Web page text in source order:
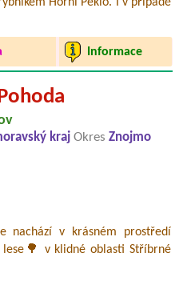
Informace
kraj Okres Znojmo
nachází v krásném prostředí
v klidné oblasti Stříbrné